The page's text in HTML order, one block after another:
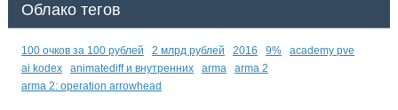
Облако тегов
100 очков за 100 рублей 2 млрд рублей 2016 9%
academy pve
ai kodex
animatediff и внутренних arma
arma 2
arma 2: operation arrowhead